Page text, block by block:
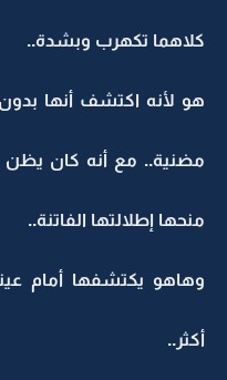
كلاهما تكهرب وبشدة..
هو لأنه اكتشف أنها بدون
مضنية.. مع أنه كان يظن
منحها إطلالتها الفاتنة..
وهاهو يكتشفها أمام
أكثر..